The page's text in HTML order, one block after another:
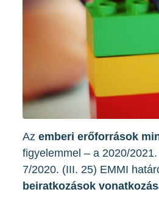
Az emberi erőforrások
figyelemmel – a 2020/
7/2020. (III. 25) EMMI
beiratkozások